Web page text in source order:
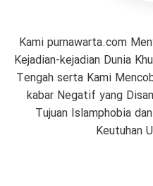
Kami purnawarta.com
Kejadian-kejadian Dunia
Tengah serta Kami
kabar Negatif yang
Tujuan Islamphobia
Keutuhan